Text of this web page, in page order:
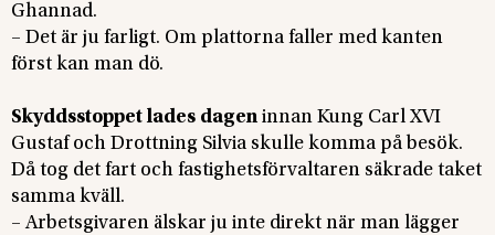
Ghannad.
– Det är ju farligt. Om plattorna faller med kanten
först kan man dö.
Skyddsstoppet lades dagen innan Kung Carl XVI
Gustaf och Drottning Silvia skulle komma på besök.
Då tog det fart och fastighetsförvaltaren säkrade taket
samma kväll.
– Arbetsgivaren älskar ju inte direkt när man lägger